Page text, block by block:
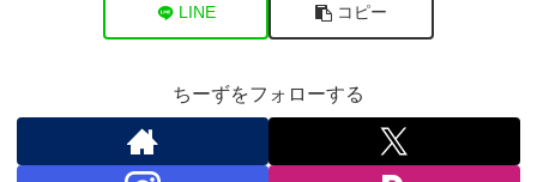
LINE コピー
ちーずをフォローする